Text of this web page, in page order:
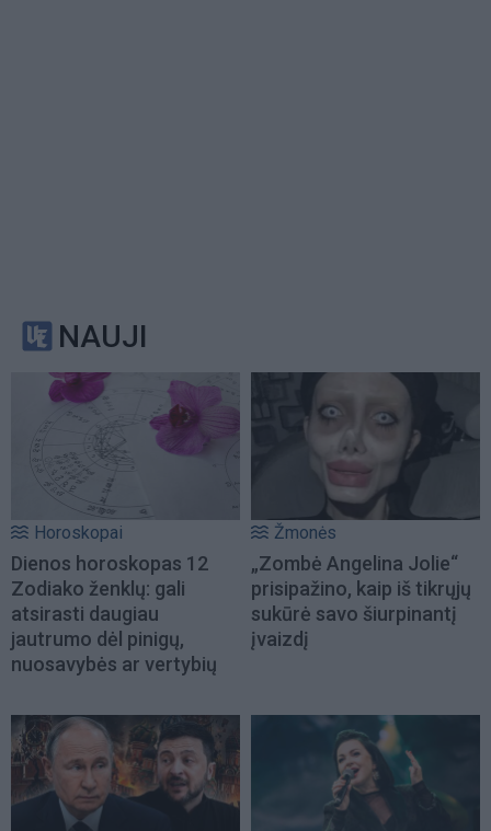
NAUJI
Horoskopai
Dienos horoskopas 12
Zodiako ženklų: gali
atsirasti daugiau
jautrumo dėl pinigų,
nuosavybės ar vertybių
Žmonės
„Zombė Angelina Jolie“
prisipažino, kaip iš tikrųjų
sukūrė savo šiurpinantį
įvaizdį